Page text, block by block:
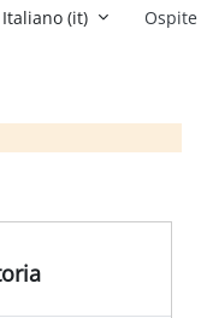
Italiano ‎(it)‎ Ospite